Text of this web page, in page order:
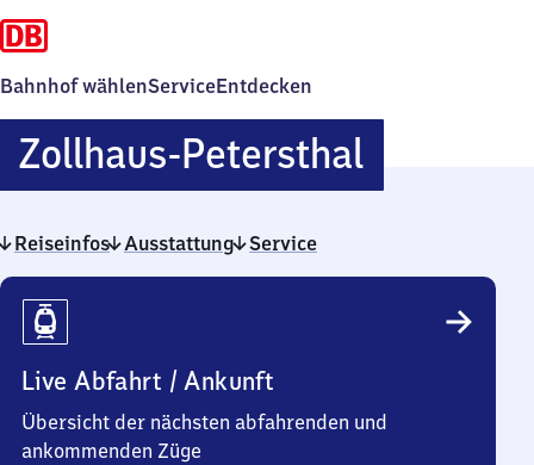
Bahnhof wählenServiceEntdecken
Zollhaus-PetersthalZollhaus-
Reiseinfos Ausstattung Service
Reiseinfos
Live Abfahrt / Ankunft
Übersicht der nächsten abfahrenden und
ankommenden Züge